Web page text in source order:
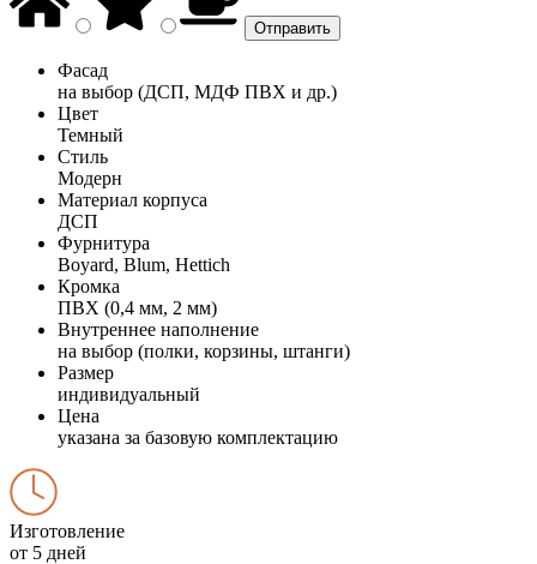
Фасад
на выбор (ДСП, МДФ ПВХ и др.)
Цвет
Темный
Стиль
Модерн
Материал корпуса
ДСП
Фурнитура
Boyard, Blum, Hettich
Кромка
ПВХ (0,4 мм, 2 мм)
Внутреннее наполнение
на выбор (полки, корзины, штанги)
Размер
индивидуальный
Цена
указана за базовую комплектацию
Изготовление
от 5 дней